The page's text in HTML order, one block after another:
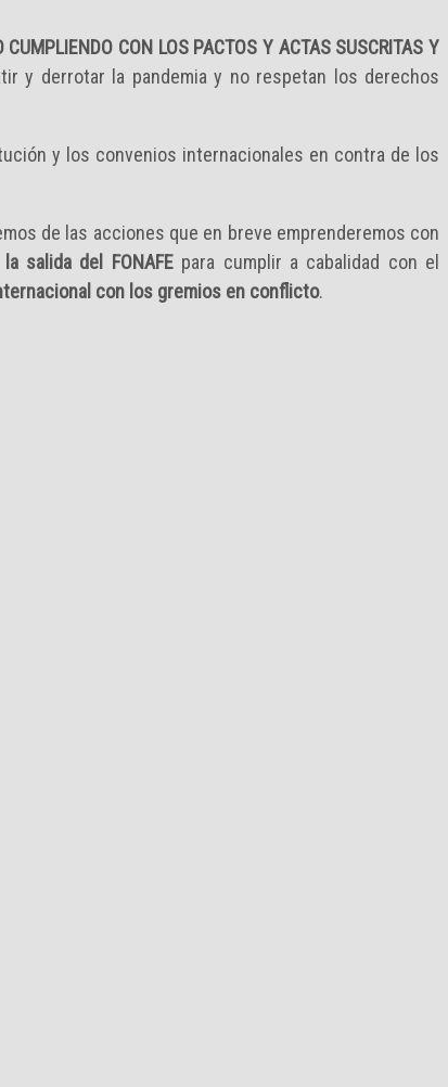
CON LOS PACTOS Y ACTAS SUSCRITAS Y
y derrotar la pandemia y no respetan los derechos
y los convenios internacionales en contra de los
de las acciones que en breve emprenderemos con
salida del FONAFEpara cumplir a cabalidad con el
con los gremios en conflicto.